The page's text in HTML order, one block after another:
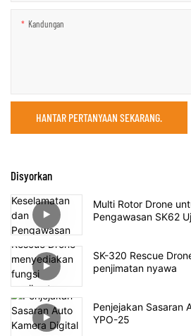
Kandungan
HANTAR PERTANYAAN SEKARANG.
Disyorkan
Multi Rotor Drone
Pengawasan SK62
SK-320 Rescue
penjimatan nyawa
Penjejakan Sasaran
YPO-25